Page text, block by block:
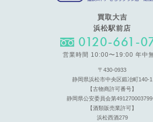
買取大吉
浜松駅前店
0120-661-
営業時間 10:00〜19:00 年中
〒430-0933
静岡県浜松市中央区鍛冶町140-1
【古物商許可番号】
静岡県公安委員会第
【酒類販売業許可】
浜松西酒279